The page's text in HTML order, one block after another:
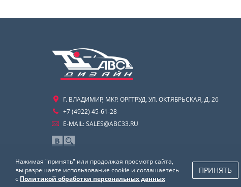
Г. ВЛАДИМИР, МКР. ОРГТРУД, УЛ. ОКТЯБРЬСКАЯ, Д. 26
+7 (4922) 45-61-28
E-MAIL:SALES@ABC33.RU
Нажимая "принять" или продолжая просмотр сайта,
вы разрешаете использование cookie и соглашаетесь
с Политикой обработки персональных данных
ПРИНЯТЬ